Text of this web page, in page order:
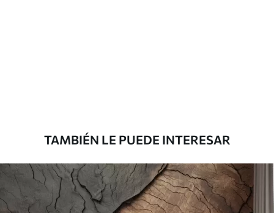
Vinilo Premium
199833.33119900.00$/m²
TAMBIÉN LE PUEDE INTERESAR